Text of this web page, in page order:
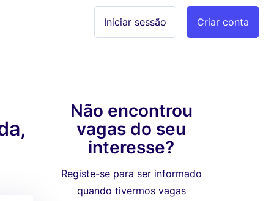
Criar conta
Iniciar sessão
Não encontrou
vagas do seu
interesse?
Registe-se para ser informado
quando tivermos vagas